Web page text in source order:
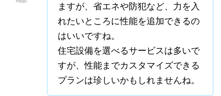
ますが、省エネや防犯など、力を入
れたいところに性能を追加できるの
はいいですね。
住宅設備を選べるサービスは多いで
すが、性能までカスタマイズできる
プランは珍しいかもしれませんね。